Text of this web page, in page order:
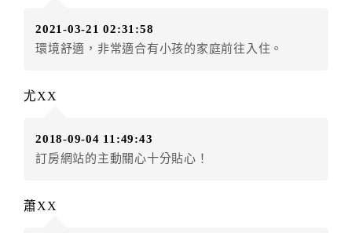
房者不得要求退其差額。（限原訂飯店）
額6個月
．訂房者使用「保留住宿金額」時，請注意！為避免飯
店客滿，敬請及早計畫，如逾時未提出申辦，視同無條
．每筆訂單異動限定乙次，限原訂飯店，異動完成後不
2021-03-21 02:31:58
環境舒適，非常適合有小孩的家庭前往入住。
尤XX
2018-09-04 11:49:43
訂房網站的主動關心十分貼心！
蕭XX